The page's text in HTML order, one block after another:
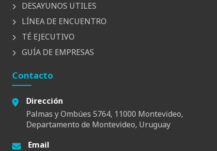
DESAYUNOS UTILES
LÍNEA DE ENCUENTRO
TÉ EJECUTIVO
GUÍA DE EMPRESAS
Contacto
Dirección
Palmas y Ombúes 5764, 11000 Montevideo,
Departamento de Montevideo, Uruguay
Email